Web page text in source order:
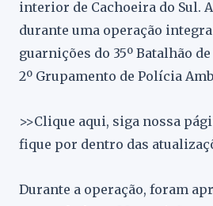
interior de Cachoeira do Sul.
durante uma operação
guarnições do 35º Batalhão
2º Grupamento de Polícia
>>Clique aqui, siga nossa
fique por dentro das
Durante a operação, foram